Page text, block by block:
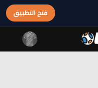
فتح التطبيق